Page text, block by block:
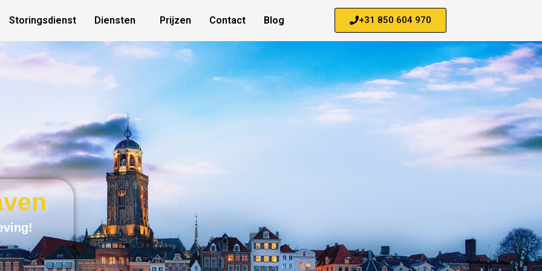
Storingsdienst Diensten Prijzen Contact Blog +31 850 604 970